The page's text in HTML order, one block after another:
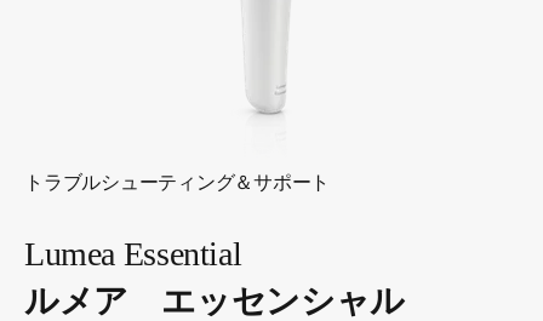
トラブルシューティング＆サポート
Lumea Essential
ルメア エッセンシャル